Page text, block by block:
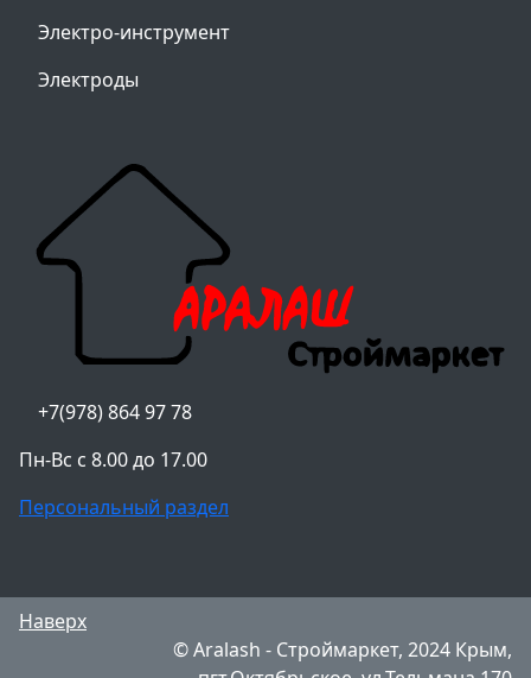
Электро-инструмент
Электроды
+7(978) 864 97 78
Пн-Вс с 8.00 до 17.00
Персональный раздел
Наверх
© Aralash - Строймаркет, 2024 Крым,